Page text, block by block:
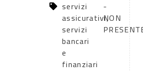
servizi
assicurativi,
servizi
bancari
e
finanziari
-
NON